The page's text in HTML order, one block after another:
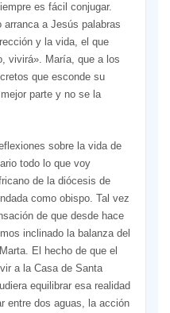
es fácil conjugar.
a Jesús palabras
y la vida, el que
vivirá». María, que a los
que esconde su
parte y no se la
sobre la vida de
todo lo que voy
de la diócesis de
como obispo. Tal vez
de que desde hace
inclinado la balanza del
El hecho de que el
a la Casa de Santa
equilibrar esa realidad
entre dos aguas, la acción